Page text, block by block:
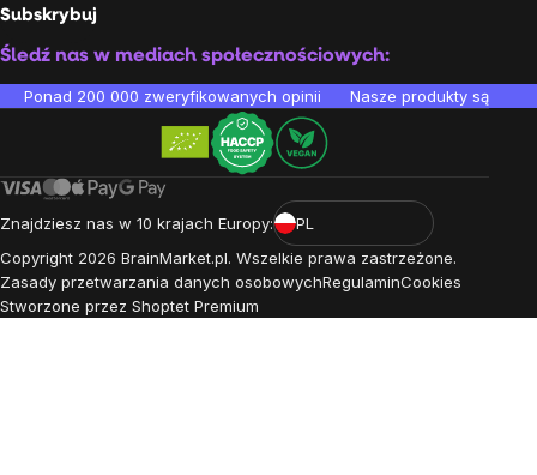
Subskrybuj
Śledź nas w mediach społecznościowych:
Ponad 200 000 zweryfikowanych opinii Nasze produkty są
Znajdziesz nas w 10 krajach Europy:
PL
Copyright 2026 BrainMarket.pl. Wszelkie prawa zastrzeżone.
Zasady przetwarzania danych osobowychRegulaminCookies
Stworzone przez Shoptet Premium